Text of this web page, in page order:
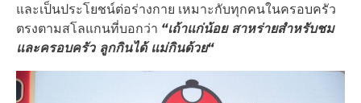
และเป็นประโยชน์ต่อร่างกาย เหมาะกับทุกคนในครอบครัว
ตรงตามสโลแกนที่บอกว่า “เถ้าแก่น้อย สาหร่ายสำหรับชม
และครอบครัว ลูกกินได้ แม่กินด้วย“